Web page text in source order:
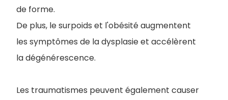
de forme.
De plus, le surpoids et l'obésité augmentent
les symptômes de la dysplasie et accélèrent
la dégénérescence.
Les traumatismes peuvent également causer